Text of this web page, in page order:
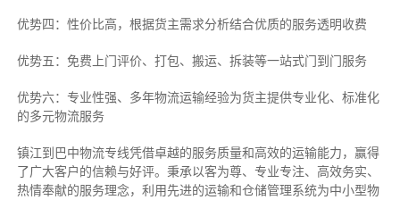
优势四：性价比高，根据货主需求分析结合优质的服务透明收费
优势五：免费上门评价、打包、搬运、拆装等一站式门到门服务
优势六：专业性强、多年物流运输经验为货主提供专业化、标准化
的多元物流服务
镇江到巴中物流专线凭借卓越的服务质量和高效的运输能力，赢得
了广大客户的信赖与好评。 秉承以客为尊、专业专注、高效务实、
热情奉献的服务理念，利用先进的运输和仓储管理系统为中小型物